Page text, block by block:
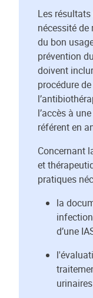
Les
nécessité
du bon
prévention
doivent
procédure
l’accès à
référent en
Concernant
et
pratiques
la
d’une